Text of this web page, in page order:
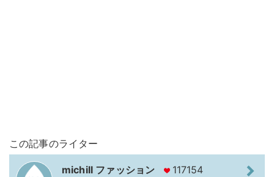
この記事のライター
michill ファッション 117154